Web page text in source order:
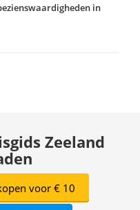
in
Zeeland
voor € 10